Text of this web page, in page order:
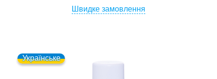
Швидке замовлення
Українське